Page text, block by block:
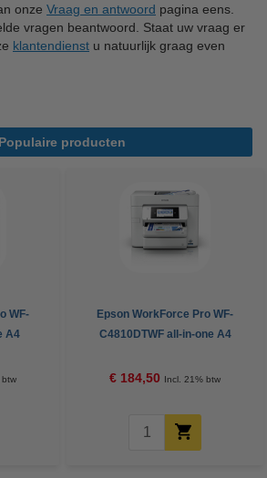
onze Vraag en antwoord pagina eens.
vragen beantwoord. Staat uw vraag er
klantendienst u natuurlijk graag even
Populaire producten
WF-
A4
btw
Epson WorkForce Pro WF-
C4810DTWF all-in-one A4
€ 184,50 Incl. 21% btw